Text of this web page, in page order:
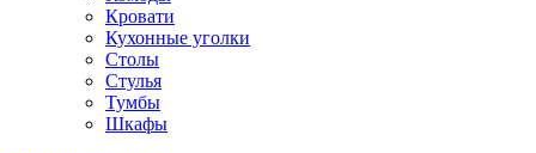
Кровати
Кухонные уголки
Столы
Стулья
Тумбы
Шкафы